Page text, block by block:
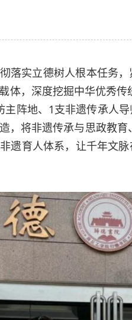
落实立德树人根本任务
体，深度挖掘中华优秀
主阵地、1支非遗传承人
，将非遗传承与思政教
遗育人体系，让千年文